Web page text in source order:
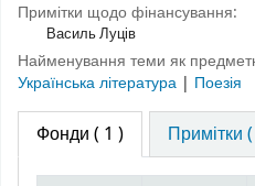
Примітки щодо фінансування:
Василь Луців
Найменування теми як
Українська література | Поезія
Фонди ( 1 ) Примітки